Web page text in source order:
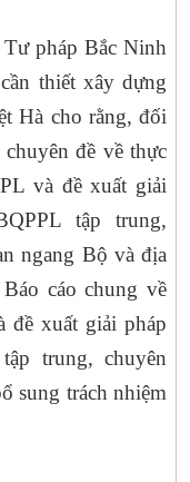
pháp Bắc Ninh
thiết xây dựng
Hà cho rằng, đối
đề về thực
và đề xuất giải
tập trung,
ngang Bộ và địa
cáo chung về
đề xuất giải pháp
trung, chuyên
sung trách nhiệm